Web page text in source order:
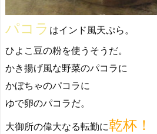
パコラ はインド風天ぷら。
ひよこ豆の粉を使うそうだ。
かき揚げ風な野菜のパコラに
かぼちゃのパコラに
ゆで卵のパコラだ。
大御所の偉大なる転勤に乾杯！